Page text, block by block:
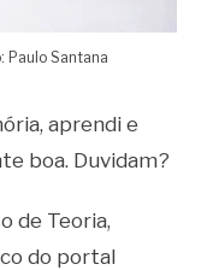
Paulo Santana
aprendi e
boa. Duvidam?
de Teoria,
do portal